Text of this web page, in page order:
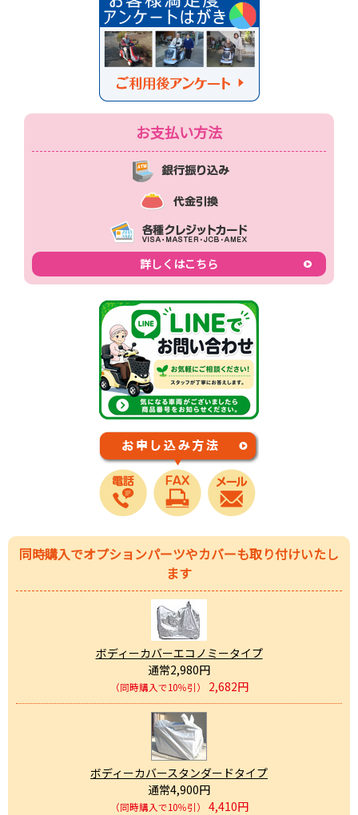
お支払い方法
詳しくはこちら
同時購入でオプションパーツやカバーも取り付けいたし
ます
ボディーカバーエコノミータイプ
通常2,980円
（同時購入で10％引） 2,682円
ボディーカバースタンダードタイプ
通常4,900円
（同時購入で10％引） 4,410円